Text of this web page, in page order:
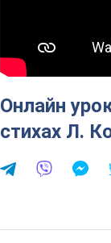
Онлайн
стихах Л.